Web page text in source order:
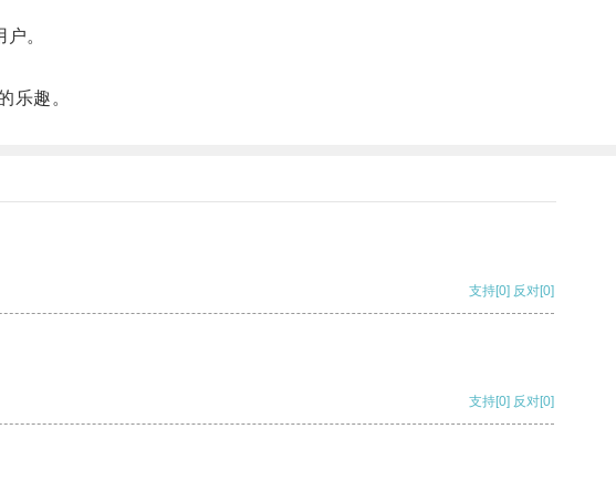
。
乐趣。
支持[0] 反对[0]
支持[0] 反对[0]